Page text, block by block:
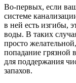
Во-первых, если
системе
в ней есть изгибы,
воды. В таких
просто
попадание грязной
для поддержания
запахов.